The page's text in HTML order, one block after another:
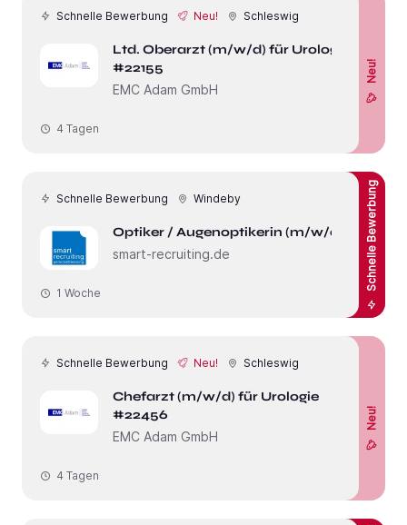
Schnelle Bewerbung Neu! Schleswig
Ltd. Oberarzt (m/w/d) für Urologie
#22155
EMC Adam GmbH
Neu!
4 Tagen
Schnelle Bewerbung Windeby
Optiker / Augenoptikerin (m/w/d)
smart-recruiting.de
Schnelle Bewerbung
1 Woche
Schnelle Bewerbung Neu! Schleswig
Chefarzt (m/w/d) für Urologie
#22456
EMC Adam GmbH
Neu!
4 Tagen